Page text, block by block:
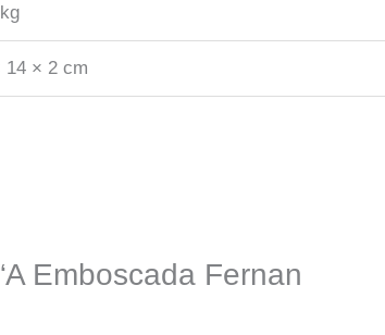
14 × 2 cm
Emboscada Fernan